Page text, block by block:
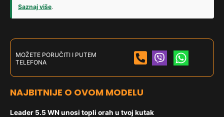
Saznaj više.
MOŽETE PORUČITI I PUTEM
TELEFONA
NAJBITNIJE O OVOM MODELU
Leader 5.5 WN unosi topli orah u tvoj kutak